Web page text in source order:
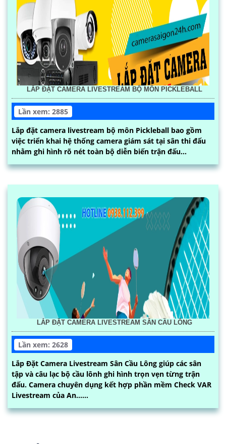
LẮP ĐẶT CAMERA LIVESTREAM BỘ MÔN PICKLEBALL
Lần xem: 2885
Lắp đặt camera livestream bộ môn Pickleball bao gồm
việc triển khai hệ thống camera giám sát tại sân thi đấu
nhằm ghi hình rõ nét toàn bộ diễn biến trận đấu...
LẮP ĐẶT CAMERA LIVESTREAM SÂN CẦU LÔNG
Lần xem: 2628
Lắp Đặt Camera Livestream Sân Cầu Lông giúp các sân
tập và câu lạc bộ cầu lônh ghi hình trọn vẹn từng trận
đấu. Camera chuyên dụng kết hợp phần mềm Check VAR
Livestream của An......